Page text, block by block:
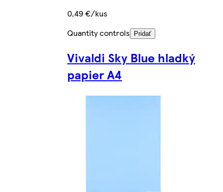
0,49 €/kus
Quantity controls
Pridať
Vivaldi Sky Blue hladký
papier A4